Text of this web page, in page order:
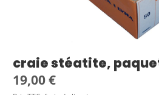
craie stéatite,
Prix régulier :
19,00 €